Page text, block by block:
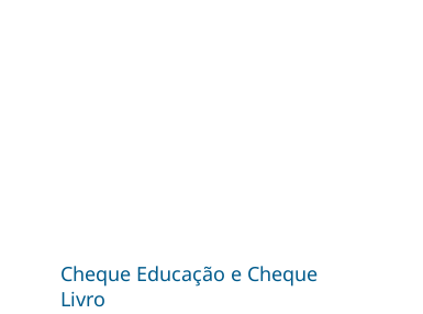
Cheque Educação e Cheque
Livro